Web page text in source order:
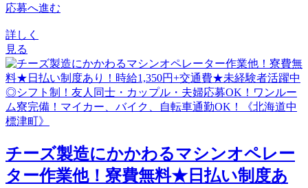
応募へ進む
詳しく
見る
チーズ製造にかかわるマシンオペレー
ター作業他！寮費無料★日払い制度あ